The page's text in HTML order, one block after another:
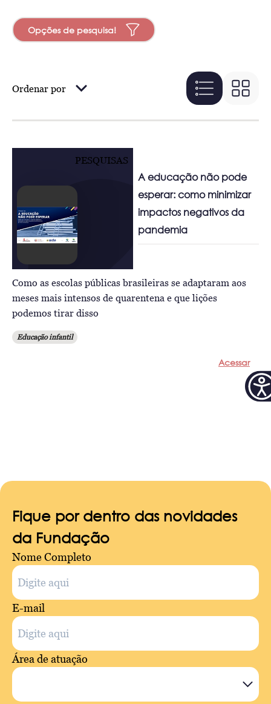
Opções de pesquisa!
Ordenar por
PESQUISAS
A educação não pode
esperar: como minimizar
impactos negativos da
pandemia
Como as escolas públicas brasileiras se adaptaram aos
meses mais intensos de quarentena e que lições
podemos tirar disso
Educação infantil
Acessar
Fique por dentro das novidades
da Fundação
Nome Completo
E-mail
Área de atuação